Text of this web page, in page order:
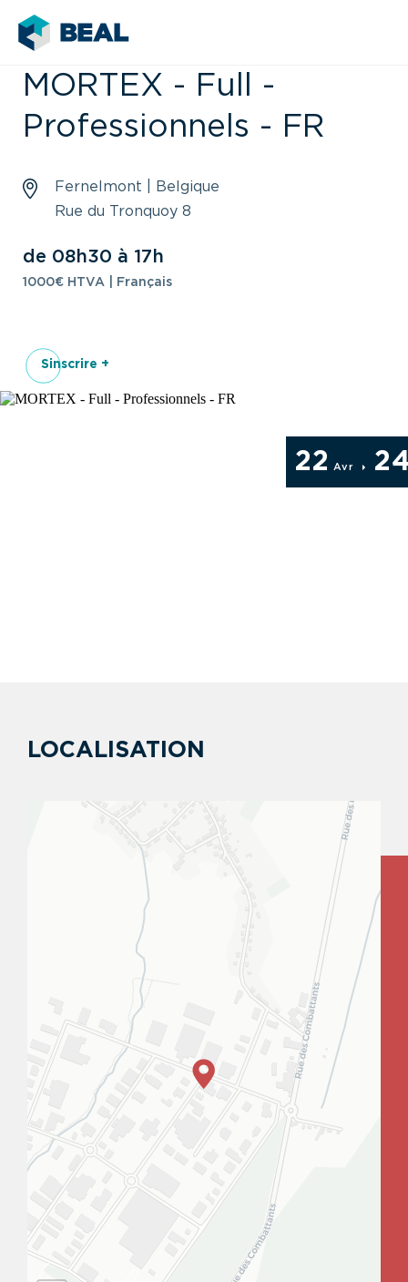
22 Avr
MORTEX - Full -
Professionnels - FR
Fernelmont | Belgique
Rue du Tronquoy 8
de 08h30 à 17h
1000€ HTVA | Français
Sinscrire +
LOCALISATION